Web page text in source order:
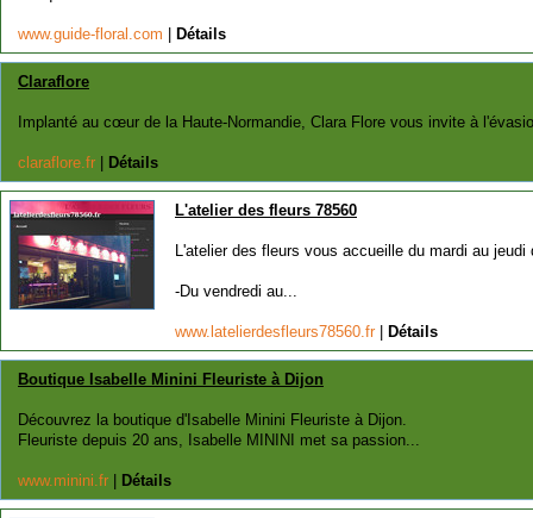
www.guide-floral.com Détails
Claraflore
Implanté au cœur de la Haute-Normandie, Clara Flore vous invite à
claraflore.fr Détails
L'atelier des fleurs 78560
L'atelier des fleurs vous accueille du mardi au
-Du vendredi au...
www.latelierdesfleurs78560.fr Détails
Boutique Isabelle Minini Fleuriste à Dijon
Découvrez la boutique d'Isabelle Minini Fleuriste à Dijon.
Fleuriste depuis 20 ans, Isabelle MININI met sa passion...
www.minini.fr Détails